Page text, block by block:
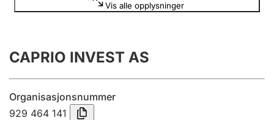
Årsregnskap
Innsending og forsinkelsesgebyr
Vis alle opplysninger
CAPRIO INVEST AS
Organisasjonsnummer
929 464 141